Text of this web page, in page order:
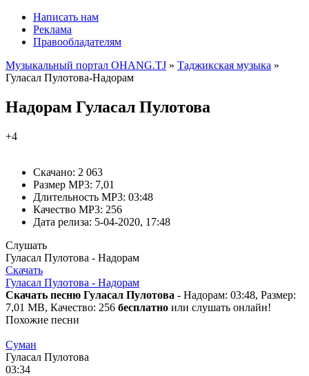
Написать нам
Реклама
Правообладателям
Музыкальный портал OHANG.TJ » Таджикская музыка »
Гуласал Пулотова-Надорам
Надорам Гуласал Пулотова
+4
Скачано: 2 063
Размер MP3: 7,01
Длительность MP3: 03:48
Качество MP3: 256
Дата релиза: 5-04-2020, 17:48
Слушать
Гуласал Пулотова - Надорам
Скачать
Гуласал Пулотова - Надорам
Скачать песню Гуласал Пулотова - Надорам: 03:48, Размер:
7,01 MB, Качество: 256 бесплатно или слушать онлайн!
Похожие песни
Суман
Гуласал Пулотова
03:34